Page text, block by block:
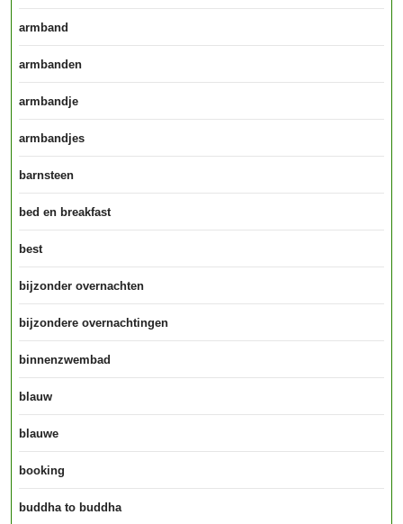
armband
armbanden
armbandje
armbandjes
barnsteen
bed en breakfast
best
bijzonder overnachten
bijzondere overnachtingen
binnenzwembad
blauw
blauwe
booking
buddha to buddha